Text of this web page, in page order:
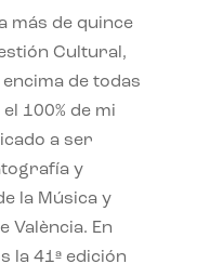
más de quince
Cultural,
de todas
100% de mi
a ser
y
la Música y
València. En
la 41ª edición